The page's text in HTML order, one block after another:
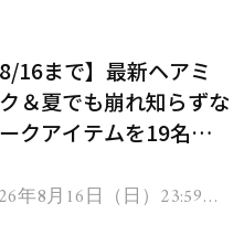
8/16まで】最新ヘアミ
＆夏でも崩れ知らずな
クアイテムを19名様
年8月16日（日）23:59ま